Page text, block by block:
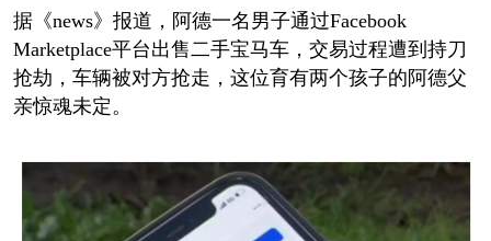
据《news》报道，阿德一名男子通过Facebook
Marketplace平台出售二手宝马车，交易过程遭到持刀
抢劫，车辆被对方抢走，这位育有两个孩子的阿德父
亲惊魂未定。